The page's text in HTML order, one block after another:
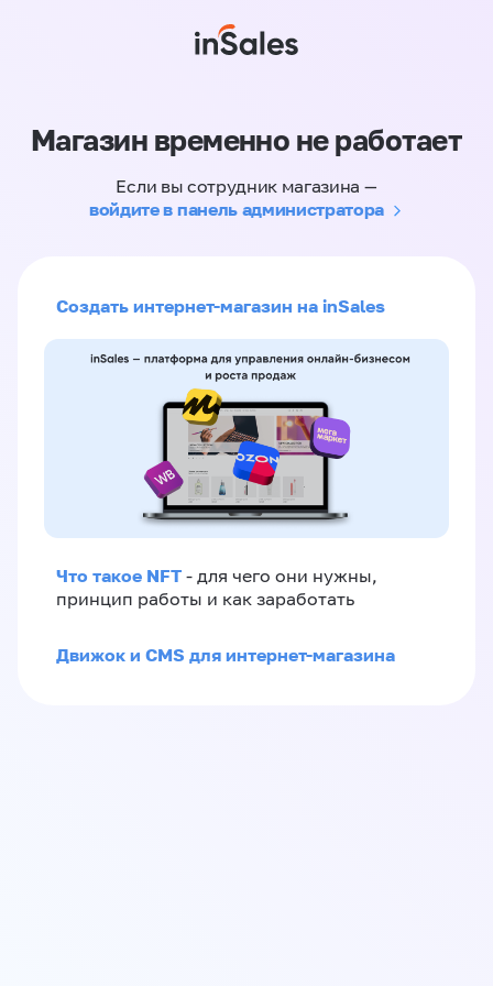
Магазин временно не работает
Если вы сотрудник магазина —
войдите в панель администратора
Создать интернет-магазин на inSales
Что такое NFT - для чего они нужны,
принцип работы и как заработать
Движок и CMS для интернет-магазина